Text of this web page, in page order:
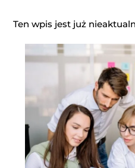
Ten wpis jest już